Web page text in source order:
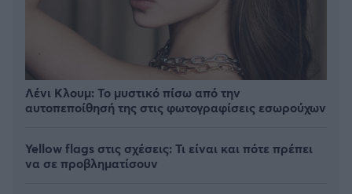
Λένι Κλουμ: Το μυστικό πίσω από την
αυτοπεποίθησή της στις φωτογραφίσεις εσωρούχων
Yellow flags στις σχέσεις: Τι είναι και πότε πρέπει
να σε προβληματίσουν